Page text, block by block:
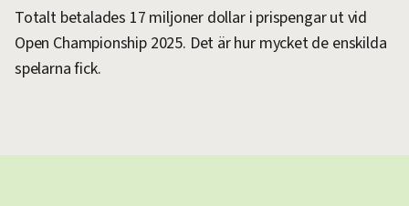
Totalt betalades 17 miljoner dollar i prispengar ut vid
Open Championship 2025. Det är hur mycket de enskilda
spelarna fick.